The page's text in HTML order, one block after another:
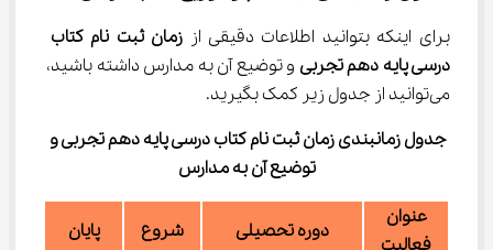
برای اینکه بتوانید اطلاعات دقیقی از زمان ثبت نام کتاب
درسی پایه دهم تجربی و توضیع آن به مدارس داشته باشید،
می‌توانید از جدول زیر کمک بگیرید.
جدول زمانبندی زمان ثبت نام کتاب درسی پایه دهم تجربی و
توضیع آن به مدارس
عنوان
دوره تحصیلی شروع پایان